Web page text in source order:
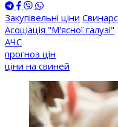
Закупівельні ціни
Асоціація "М'ясної галузі"
АЧС
прогноз цін
ціни на свиней